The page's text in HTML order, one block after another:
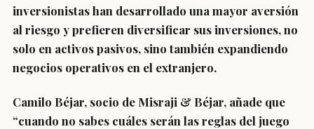
inversionistas han desarrollado una mayor aversión
al riesgo y prefieren diversificar sus inversiones, no
solo en activos pasivos, sino también expandiendo
negocios operativos en el extranjero.
Camilo Béjar, socio de Misraji & Béjar, añade que
“cuando no sabes cuáles serán las reglas del juego